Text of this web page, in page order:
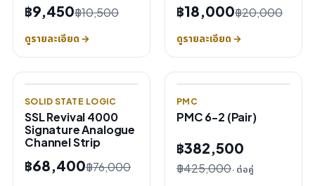
฿9,450฿10,500
ดูรายละเอียด →
฿18,000฿20,000
ดูรายละเอียด →
SOLID STATE LOGIC
SSL Revival 4000
Signature Analogue
Channel Strip
฿68,400฿76,000
PMC
PMC 6-2 (Pair)
฿382,500
฿425,000· ต่อคู่